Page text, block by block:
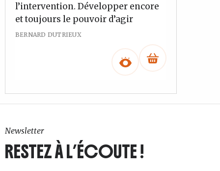
l’intervention. Développer encore
et toujours le pouvoir d’agir
BERNARD DUTRIEUX
Newsletter
RESTEZ À L’ÉCOUTE !